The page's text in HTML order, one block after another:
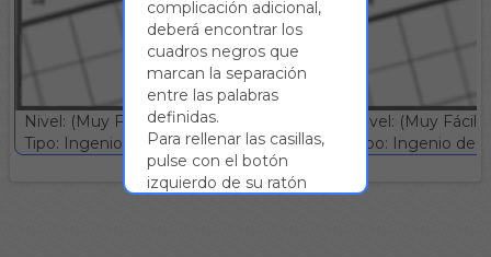
Nivel: (Muy Fácil)
Tipo: Ingenio deductivo :: Gratuito
Nivel: (Muy Fácil)
Tipo: Ingenio
complicación adicional,
deberá encontrar los
cuadros negros que
marcan la separación
entre las palabras
definidas.
Para rellenar las casillas,
pulse con el botón
izquierdo de su ratón